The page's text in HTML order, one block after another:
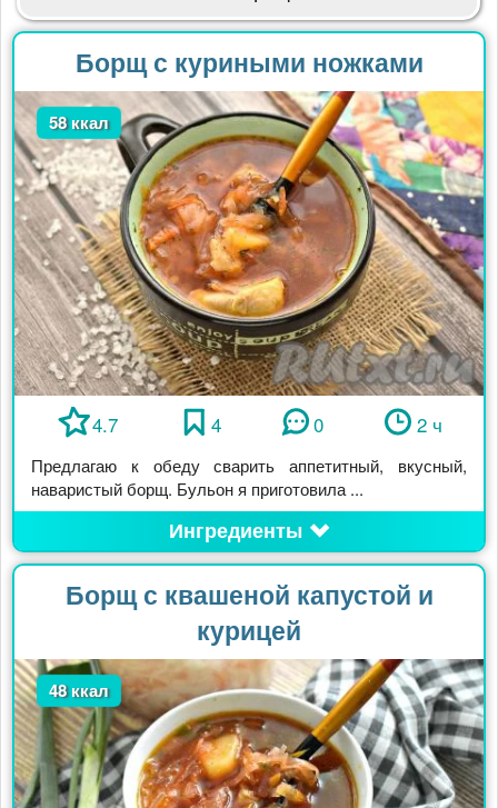
Борщ с куриными ножками
58 ккал
4.7 4 0 2 ч
Предлагаю к обеду сварить аппетитный, вкусный,
наваристый борщ. Бульон я приготовила ...
Ингредиенты
Борщ с квашеной капустой и
курицей
48 ккал